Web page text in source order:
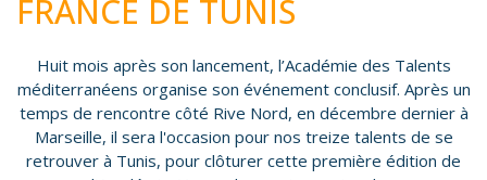
FRANCE DE TUNIS
Huit mois après son lancement, l’Académie des Talents
méditerranéens organise son événement conclusif. Après un
temps de rencontre côté Rive Nord, en décembre dernier à
Marseille, il sera l'occasion pour nos treize talents de se
retrouver à Tunis, pour clôturer cette première édition de